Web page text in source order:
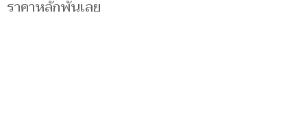
ราคาหลักพันเลย